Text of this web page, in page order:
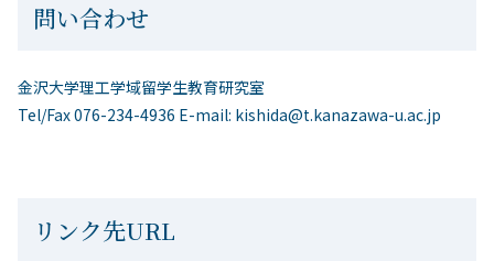
問い合わせ
金沢大学理工学域留学生教育研究室
Tel/Fax 076-234-4936 E-mail: kishida@t.kanazawa-u.ac.jp
リンク先URL